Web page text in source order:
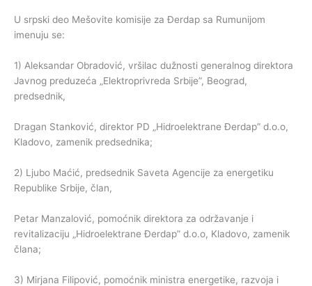
U srpski deo Mešovite komisije za Đerdap sa Rumunijom
imenuju se:
1) Aleksandar Obradović, vršilac dužnosti generalnog direktora
Javnog preduzeća „Elektroprivreda Srbije”, Beograd,
predsednik,
Dragan Stanković, direktor PD „Hidroelektrane Đerdap” d.o.o,
Kladovo, zamenik predsednika;
2) Ljubo Maćić, predsednik Saveta Agencije za energetiku
Republike Srbije, član,
Petar Manzalović, pomoćnik direktora za održavanje i
revitalizaciju „Hidroelektrane Đerdap” d.o.o, Kladovo, zamenik
člana;
3) Mirjana Filipović, pomoćnik ministra energetike, razvoja i